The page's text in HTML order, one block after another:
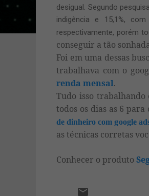
desigual. Segundo
indigência e 15,1%,
respectivamente, porém
conseguir a tão
Foi em uma dessas
trabalhava com o
renda mensal.
Tudo isso
todos os dias as 6
de dinheiro com google
as técnicas corretas
Conhecer o produto